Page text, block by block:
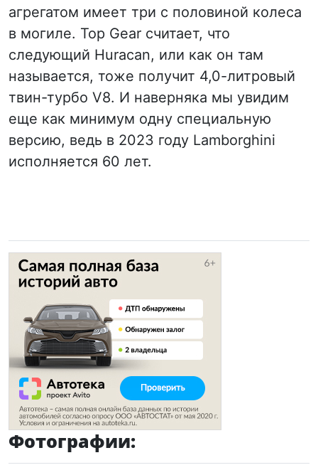
агрегатом имеет три с половиной колеса
в могиле. Top Gear считает, что
следующий Huracan, или как он там
называется, тоже получит 4,0-литровый
твин-турбо V8. И наверняка мы увидим
еще как минимум одну специальную
версию, ведь в 2023 году Lamborghini
исполняется 60 лет.
Фотографии: